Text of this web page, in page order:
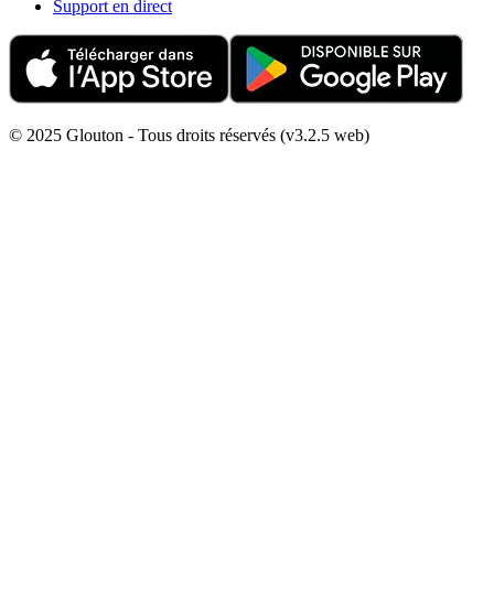
Support en direct
© 2025 Glouton - Tous droits réservés (v3.2.5 web)